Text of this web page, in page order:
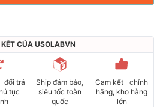
CỦA USOLABVN
đổi trả
tục
Ship đảm bảo,
siêu tốc toàn
quốc
Cam kết chính
hãng, kho hàng
lớn